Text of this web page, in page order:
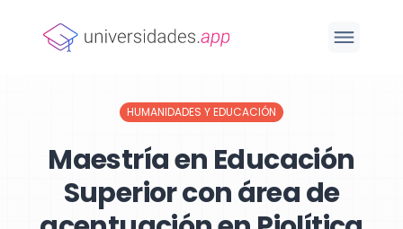
HUMANIDADES Y EDUCACIÓN
Maestría en Educación
Superior con área de